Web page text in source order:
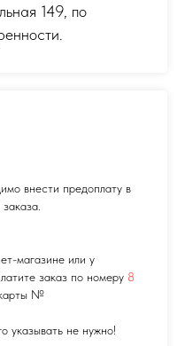
149, по
внести предоплату в
магазине или у
заказ по номеру 8
№
указывать не нужно!